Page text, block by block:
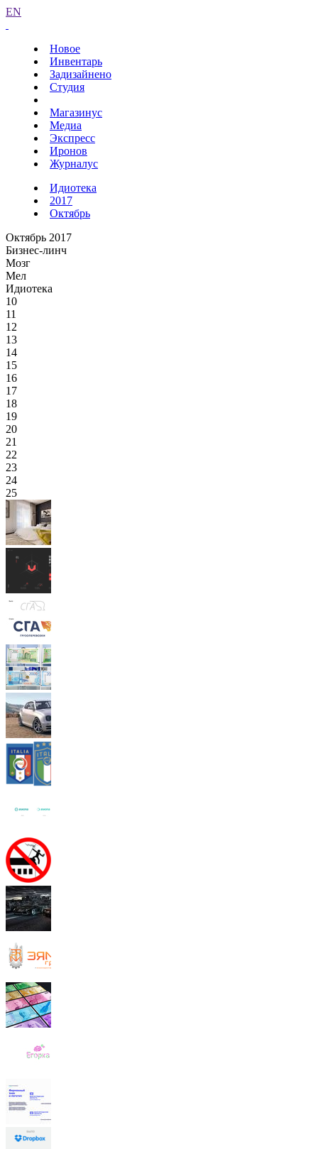
EN
Новое
Инвентарь
Задизайнено
Студия
Магазинус
Медиа
Экспресс
Иронов
Журналус
Идиотека
2017
Октябрь
Октябрь 2017
Бизнес-линч
Мозг
Мел
Идиотека
10
11
12
13
14
15
16
17
18
19
20
21
22
23
24
25